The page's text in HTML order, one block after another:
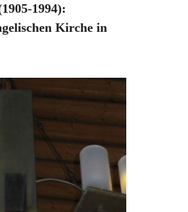
1994):
Kirche in